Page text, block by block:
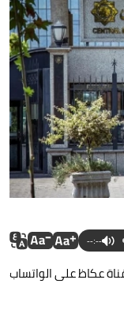
--:--
عكاظ على الواتساب